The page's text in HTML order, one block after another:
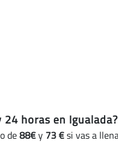
horas en Igualada?
de88€y 73 €si vas a